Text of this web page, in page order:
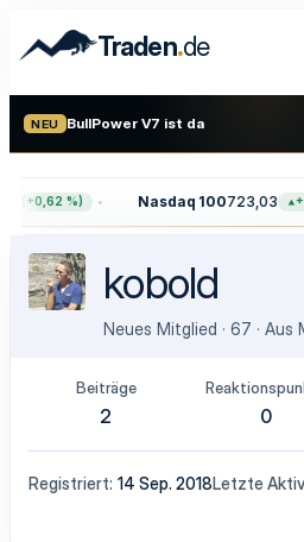
Traden.de
NEU BullPower V7 ist da
(+0,62 %) Nasdaq 100723,03
kobold
Neues Mitglied · 67 · Aus
Beiträge
2 0
Registriert 14 Sep. 2018Letzte